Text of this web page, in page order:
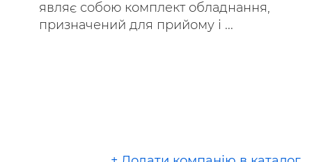
являє собою комплект обладнання,
призначений для прийому і ...